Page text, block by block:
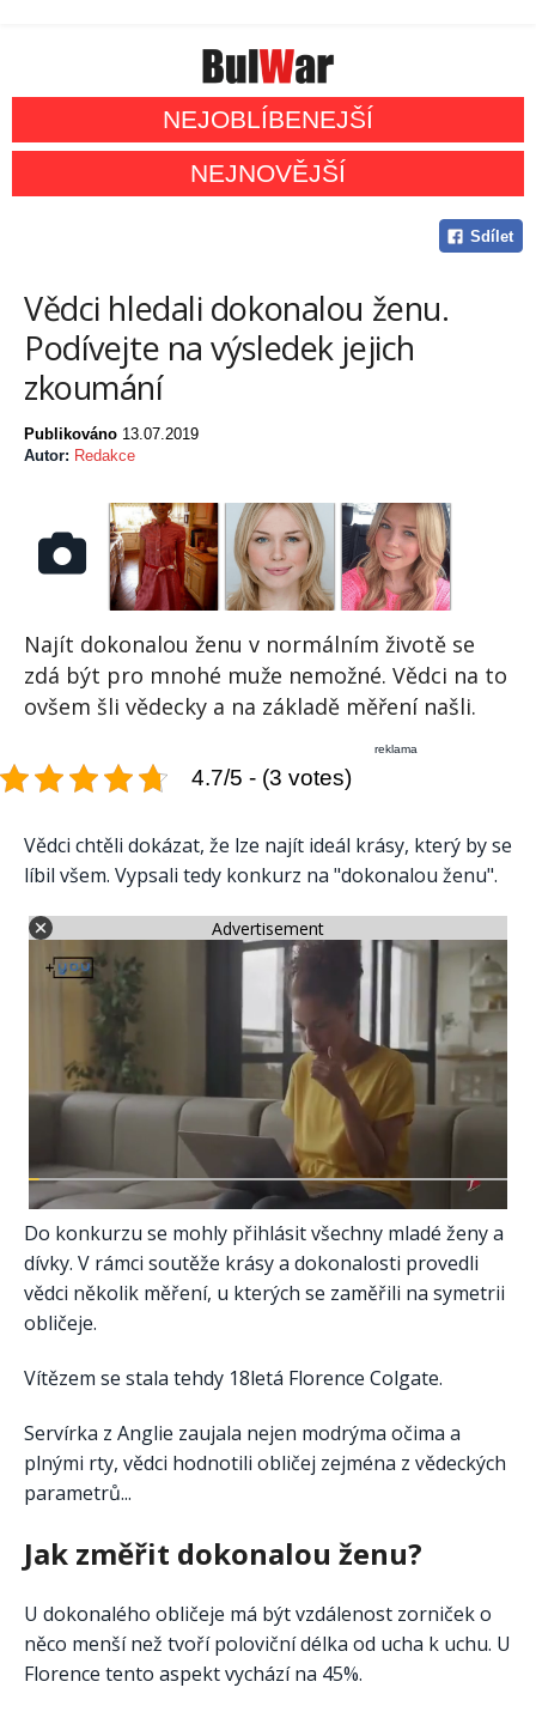
NEJOBLÍBENEJŠÍ
NEJNOVĚJŠÍ
Sdílet
Vědci hledali dokonalou ženu.
Podívejte na výsledek jejich
zkoumání
Publikováno 13.07.2019
Autor: Redakce
Najít dokonalou ženu v normálním životě se
zdá být pro mnohé muže nemožné. Vědci na to
ovšem šli vědecky a na základě měření našli.
reklama
4.7/5 - (3 votes)
Vědci chtěli dokázat, že lze najít ideál krásy, který by se
líbil všem. Vypsali tedy konkurz na "dokonalou ženu".
Advertisement
Do konkurzu se mohly přihlásit všechny mladé ženy a
dívky. V rámci soutěže krásy a dokonalosti provedli
vědci několik měření, u kterých se zaměřili na symetrii
obličeje.
Vítězem se stala tehdy 18letá Florence Colgate.
Servírka z Anglie zaujala nejen modrýma očima a
plnými rty, vědci hodnotili obličej zejména z vědeckých
parametrů...
Jak změřit dokonalou ženu?
U dokonalého obličeje má být vzdálenost zorniček o
něco menší než tvoří poloviční délka od ucha k uchu. U
Florence tento aspekt vychází na 45%.